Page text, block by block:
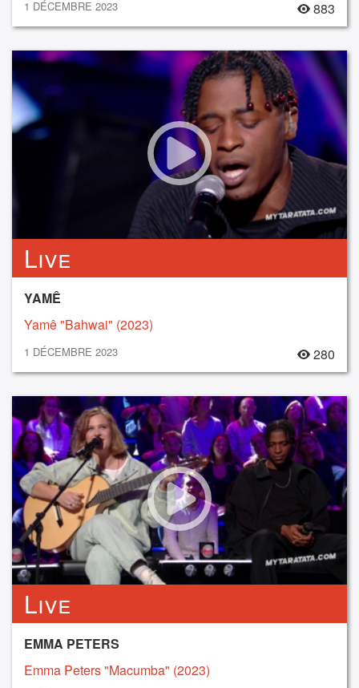
1 DÉCEMBRE 2023 883
Live
YAMÊ
Yamê "Bahwai" (2023)
1 DÉCEMBRE 2023 280
Live
EMMA PETERS
Emma Peters "Macumba" (2023)